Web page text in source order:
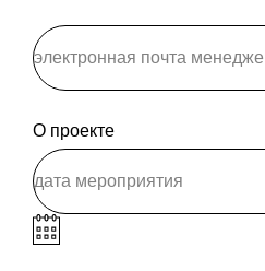
О проекте